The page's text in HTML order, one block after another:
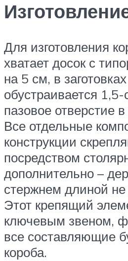
Для изготовления
хватает досок с
на 5 см, в
обустраивается
пазовое отверстие
Все отдельные
конструкции
посредством
дополнительно –
стержнем длиной
Этот крепящий
ключевым звеном,
все составляющие
короба.